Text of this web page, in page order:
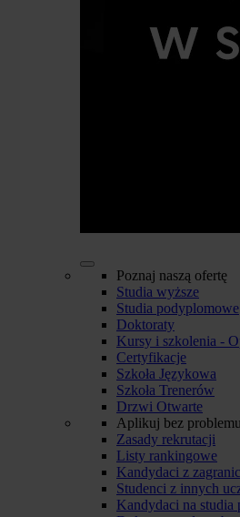
Poznaj naszą ofertę
Studia wyższe
Studia podyplomowe
Doktoraty
Kursy i szkolenia -
Certyfikacje
Szkoła Językowa
Szkoła Trenerów
Drzwi Otwarte
Aplikuj bez problemu
Zasady rekrutacji
Listy rankingowe
Kandydaci z
Studenci z innych
Kandydaci na studia